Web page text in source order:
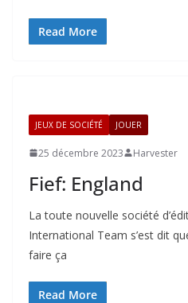
Read More
JEUX DE SOCIÉTÉ JOUER
25 décembre 2023 Harvester
Fief: England
La toute nouvelle société
International Team s’est dit
faire ça
Read More